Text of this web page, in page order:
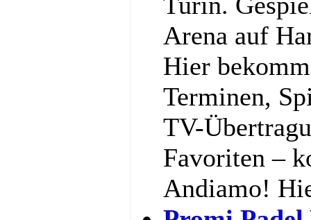
Arena auf
Hier
Terminen,
TV-
Favoriten –
Andiamo!